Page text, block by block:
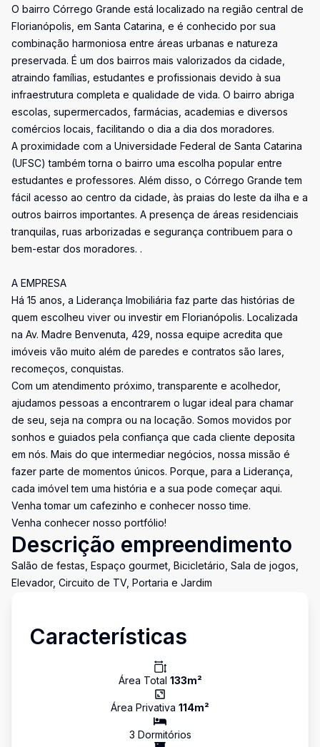
O bairro Córrego Grande está localizado na região central de
Florianópolis, em Santa Catarina, e é conhecido por sua
combinação harmoniosa entre áreas urbanas e natureza
preservada. É um dos bairros mais valorizados da cidade,
atraindo famílias, estudantes e profissionais devido à sua
infraestrutura completa e qualidade de vida. O bairro abriga
escolas, supermercados, farmácias, academias e diversos
comércios locais, facilitando o dia a dia dos moradores.
A proximidade com a Universidade Federal de Santa Catarina
(UFSC) também torna o bairro uma escolha popular entre
estudantes e professores. Além disso, o Córrego Grande tem
fácil acesso ao centro da cidade, às praias do leste da ilha e a
outros bairros importantes. A presença de áreas residenciais
tranquilas, ruas arborizadas e segurança contribuem para o
bem-estar dos moradores. .
A EMPRESA
Há 15 anos, a Liderança Imobiliária faz parte das histórias de
quem escolheu viver ou investir em Florianópolis. Localizada
na Av. Madre Benvenuta, 429, nossa equipe acredita que
imóveis vão muito além de paredes e contratos são lares,
recomeços, conquistas.
Com um atendimento próximo, transparente e acolhedor,
ajudamos pessoas a encontrarem o lugar ideal para chamar
de seu, seja na compra ou na locação. Somos movidos por
sonhos e guiados pela confiança que cada cliente deposita
em nós. Mais do que intermediar negócios, nossa missão é
fazer parte de momentos únicos. Porque, para a Liderança,
cada imóvel tem uma história e a sua pode começar aqui.
Venha tomar um cafezinho e conhecer nosso time.
Venha conhecer nosso portfólio!
Descrição empreendimento
Salão de festas, Espaço gourmet, Bicicletário, Sala de jogos,
Elevador, Circuito de TV, Portaria e Jardim
Características
Área Total 133m²
Área Privativa 114m²
3 Dormitórios